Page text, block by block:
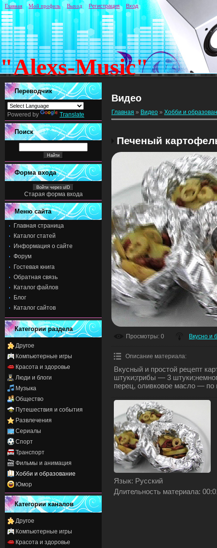
"Alexs-Music"
Главная Мой профиль Выход Регистрация Вход
Переводчик
Powered by Translate
Поиск
Форма входа
Войти через uID
Старая форма входа
Меню сайта
Главная страница
Каталог статей
Информация о сайте
Форум
Гостевая книга
Обратная связь
Каталог файлов
Блог
Каталог сайтов
Категории раздела
Другое
Компьютерные игры
Красота и здоровье
Люди и блоги
Музыка
Общество
Путешествия и события
Развлечения
Сериалы
Спорт
Транспорт
Фильмы и анимация
Хобби и образование
Юмор
Категории каналов
Другое
Компьютерные игры
Красота и здоровье
Видео
Главная » Видео » Хобби и
Печеный
Просмотры: 0 Вкусно и
Описание материала:
Вкусный и простой рецепт
штуки;грибы — 3
перец, оливковое масло — по
Язык: Русский
Длительность материала: